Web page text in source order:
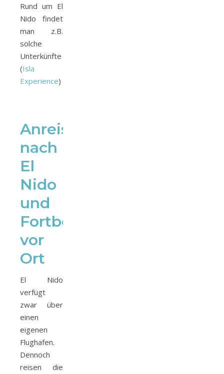
Rund um El
Nido findet
man z.B.
solche
Unterkünfte
(Isla
Experience)
Anreise
nach
El
Nido
und
Fortbewegung
vor
Ort
El Nido
verfügt
zwar über
einen
eigenen
Flughafen.
Dennoch
reisen die